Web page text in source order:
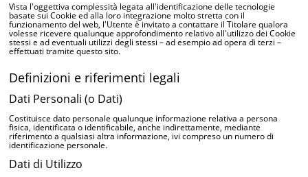
Vista l'oggettiva complessità legata all'identificazione delle tecnologie
basate sui Cookie ed alla loro integrazione molto stretta con il
funzionamento del web, l'Utente è invitato a contattare il Titolare qualora
volesse ricevere qualunque approfondimento relativo all'utilizzo dei Cookie
stessi e ad eventuali utilizzi degli stessi – ad esempio ad opera di terzi –
effettuati tramite questo sito.
Definizioni e riferimenti legali
Dati Personali (o Dati)
Costituisce dato personale qualunque informazione relativa a persona
fisica, identificata o identificabile, anche indirettamente, mediante
riferimento a qualsiasi altra informazione, ivi compreso un numero di
identificazione personale.
Dati di Utilizzo